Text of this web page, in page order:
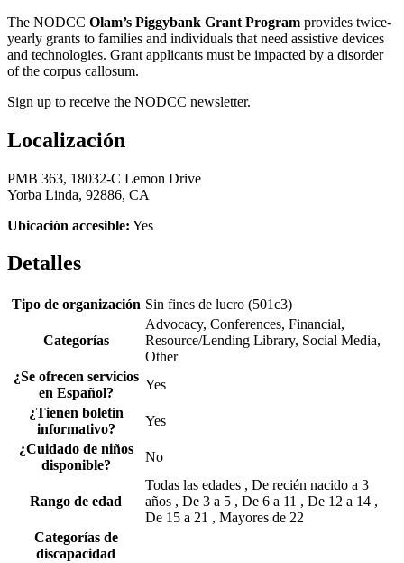
The NODCC Olam’s Piggybank Grant Program provides twice-
yearly grants to families and individuals that need assistive devices
and technologies. Grant applicants must be impacted by a disorder
of the corpus callosum.
Sign up to receive the NODCC newsletter.
Localización
PMB 363, 18032-C Lemon Drive
Yorba Linda, 92886, CA
Ubicación accesible: Yes
Detalles
Tipo de organización Sin fines de lucro (501c3)
Categorías
Advocacy, Conferences, Financial,
Resource/Lending Library, Social Media,
Other
¿Se ofrecen servicios
en Español?
Yes
¿Tienen boletín
informativo?
Yes
¿Cuidado de niños
disponible?
No
Rango de edad
Todas las edades , De recién nacido a 3
años , De 3 a 5 , De 6 a 11 , De 12 a 14 ,
De 15 a 21 , Mayores de 22
Categorías de
discapacidad